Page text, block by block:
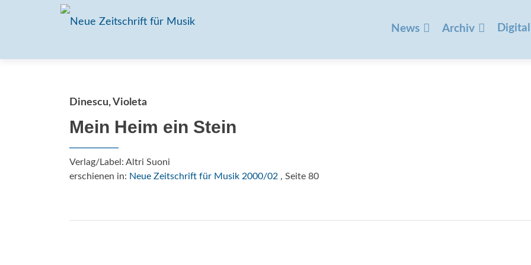
springen
News Archiv Digital
Dinescu, Violeta
Mein Heim ein Stein
Verlag/Label: Altri Suoni
erschienen in: Neue Zeitschrift für Musik 2000/02 , Seite 80